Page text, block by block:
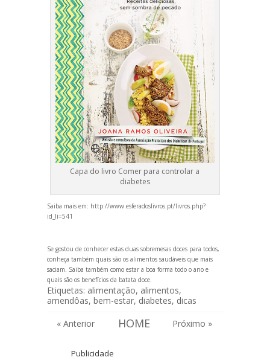
Capa do livro Comer para controlar a
diabetes
Saiba mais em: http://www.esferadoslivros.pt/livros.php?
id_li=541
Se gostou de conhecer estas duas sobremesas doces para todos,
conheça também quais são os alimentos saudáveis que mais
saciam. Saiba também como estar a boa forma todo o anoe
quais são os benefícios da batata doce.
Etiquetas: alimentação, alimentos,
amendôas, bem-estar, diabetes, dicas
« Anterior
HOME Próximo »
Publicidade